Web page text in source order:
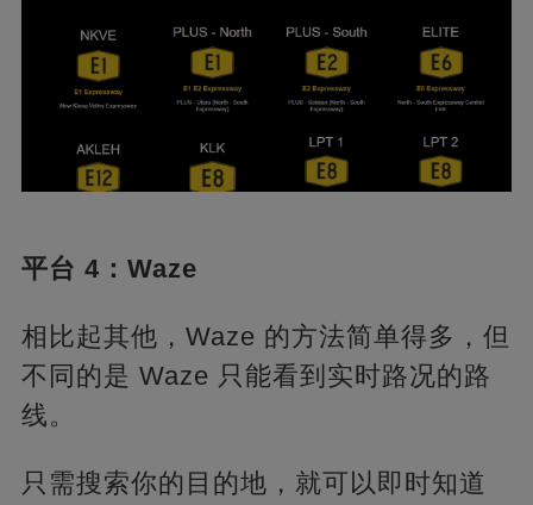
平台 4：Waze
相比起其他，Waze 的方法简单得多，但
不同的是 Waze 只能看到实时路况的路
线。
只需搜索你的目的地，就可以即时知道